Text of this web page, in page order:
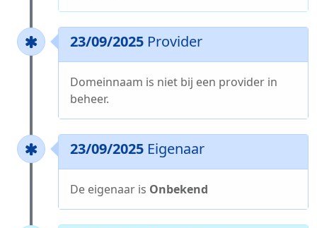
23/09/2025 Provider
Domeinnaam is niet bij een provider in
beheer.
23/09/2025 Eigenaar
De eigenaar is Onbekend